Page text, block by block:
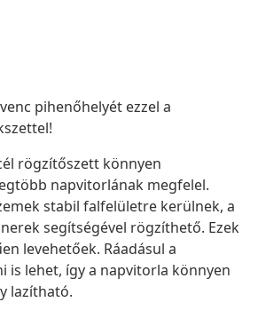
pihenőhelyét ezzel a
rögzítőszett könnyen
napvitorlának megfelel.
stabil falfelületre kerülnek, a
segítségével rögzíthető. Ezek
levehetőek. Ráadásul a
is lehet, így a napvitorla könnyen
lazítható.